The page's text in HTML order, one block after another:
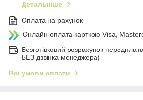
Детальніше
Оплата на рахунок
Онлайн-оплата карткою Visa,
Безготівковий розрахунок
БЕЗ дзвінка менеджера)
Всі умови оплати